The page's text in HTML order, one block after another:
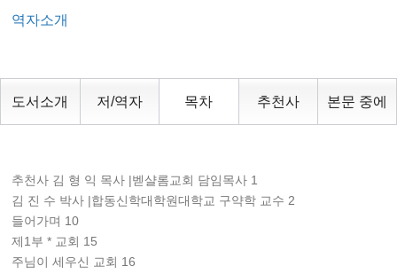
역자소개
도서소개 저/역자 목차 추천사 본문 중에
추천사 김 형 익 목사 |벧샬롬교회 담임목사 1
김 진 수 박사 |합동신학대학원대학교 구약학 교수 2
들어가며 10
제1부 * 교회 15
주님이 세우신 교회 16